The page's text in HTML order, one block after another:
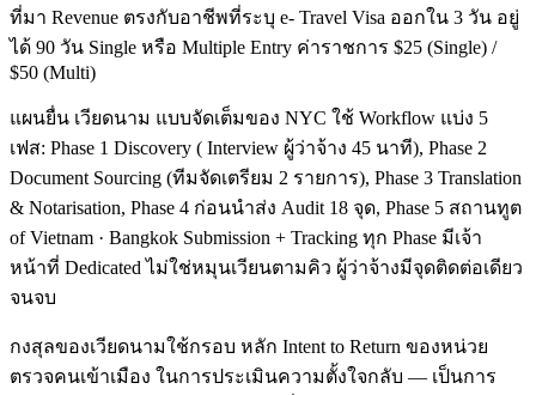
ที่มา Revenue ตรงกับอาชีพที่ระบุ e- Travel Visa ออกใน 3 วัน อยู่
ได้ 90 วัน Single หรือ Multiple Entry ค่าราชการ $25 (Single) /
$50 (Multi)
แผนยื่น เวียดนาม แบบจัดเต็มของ NYC ใช้ Workflow แบ่ง 5
เฟส: Phase 1 Discovery ( Interview ผู้ว่าจ้าง 45 นาที), Phase 2
Document Sourcing (ทีมจัดเตรียม 2 รายการ), Phase 3 Translation
& Notarisation, Phase 4 ก่อนนำส่ง Audit 18 จุด, Phase 5 สถานทูต
of Vietnam · Bangkok Submission + Tracking ทุก Phase มีเจ้า
หน้าที่ Dedicated ไม่ใช่หมุนเวียนตามคิว ผู้ว่าจ้างมีจุดติดต่อเดียว
จนจบ
กงสุลของเวียดนามใช้กรอบ หลัก Intent to Return ของหน่วย
ตรวจคนเข้าเมือง ในการประเมินความตั้งใจกลับ — เป็นการ